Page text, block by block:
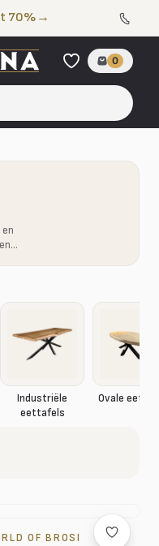
70% →
0
Industriële
eettafels
Ovale
OF BROSI